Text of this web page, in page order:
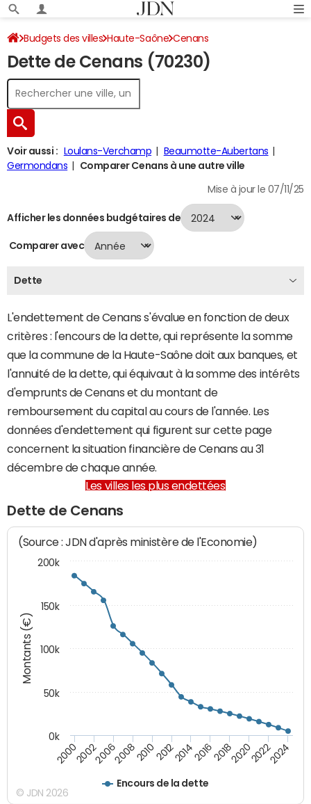
Budgets des villes Haute-Saône Cenans
Dette au 31/12/2024
Dette de Cenans (70230)
Voir aussi : Loulans-Verchamp
Beaumotte-Aubertans
Germondans
Comparer Cenans à une autre ville
Mise à jour le 07/11/25
Afficher les données budgétaires de
Comparer avec
Dette
L'endettement de Cenans s'évalue en fonction de deux
critères : l'encours de la dette, qui représente la somme
que la commune de la Haute-Saône doit aux banques, et
l'annuité de la dette, qui équivaut à la somme des intérêts
d'emprunts de Cenans et du montant de
remboursement du capital au cours de l'année. Les
données d'endettement qui figurent sur cette page
concernent la situation financière de Cenans au 31
décembre de chaque année.
Les villes les plus endettées
Dette de Cenans
Montants (€)
(Source : JDN d'après ministère de l'Economie)
Encours de la dette
200020022006200820102012201420162018202020222024
0k
50k
100k
150k
200k
© JDN 2026